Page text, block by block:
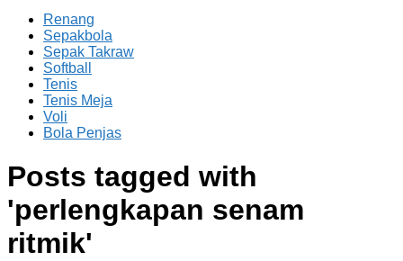
Renang
Sepakbola
Sepak Takraw
Softball
Tenis
Tenis Meja
Voli
Bola Penjas
Posts tagged with
'perlengkapan senam
ritmik'